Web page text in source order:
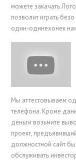
можете закачать
позволит играть
один-одинехонек
Мы аттестовываем
телефона. Кроме
деньги возьмите
проект,
должностной сайт
обслуживать